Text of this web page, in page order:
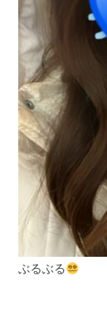
ぶるぶる